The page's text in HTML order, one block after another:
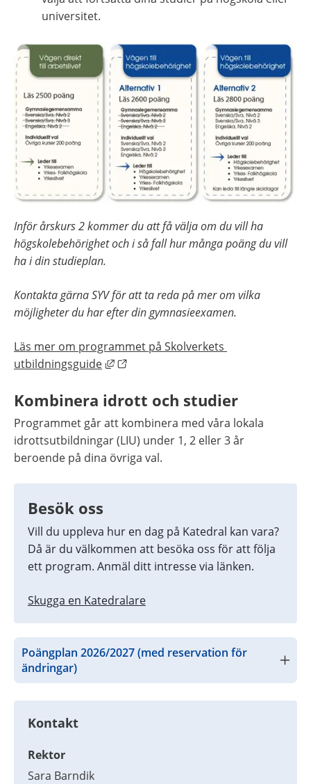
universitet.
Inför årskurs 2 kommer du att få välja om du vill ha
högskolebehörighet och i så fall hur många poäng du vill
ha i din studieplan.
Kontakta gärna SYV för att ta reda på mer om vilka
möjligheter du har efter din gymnasieexamen.
Läs mer om programmet på Skolverkets
utbildningsguide
Länk till annan webbplats, öppnas i
Kombinera idrott och studier
Programmet går att kombinera med våra lokala
idrottsutbildningar (LIU) under 1, 2 eller 3 år
beroende på dina övriga val.
Besök oss
Vill du uppleva hur en dag på Katedral kan vara?
Då är du välkommen att besöka oss för att följa
ett program. Anmäl ditt intresse via länken.
Skugga en Katedralare
Poängplan 2026/2027 (med reservation för
ändringar)
Kontakt
Rektor
Sara Barndik